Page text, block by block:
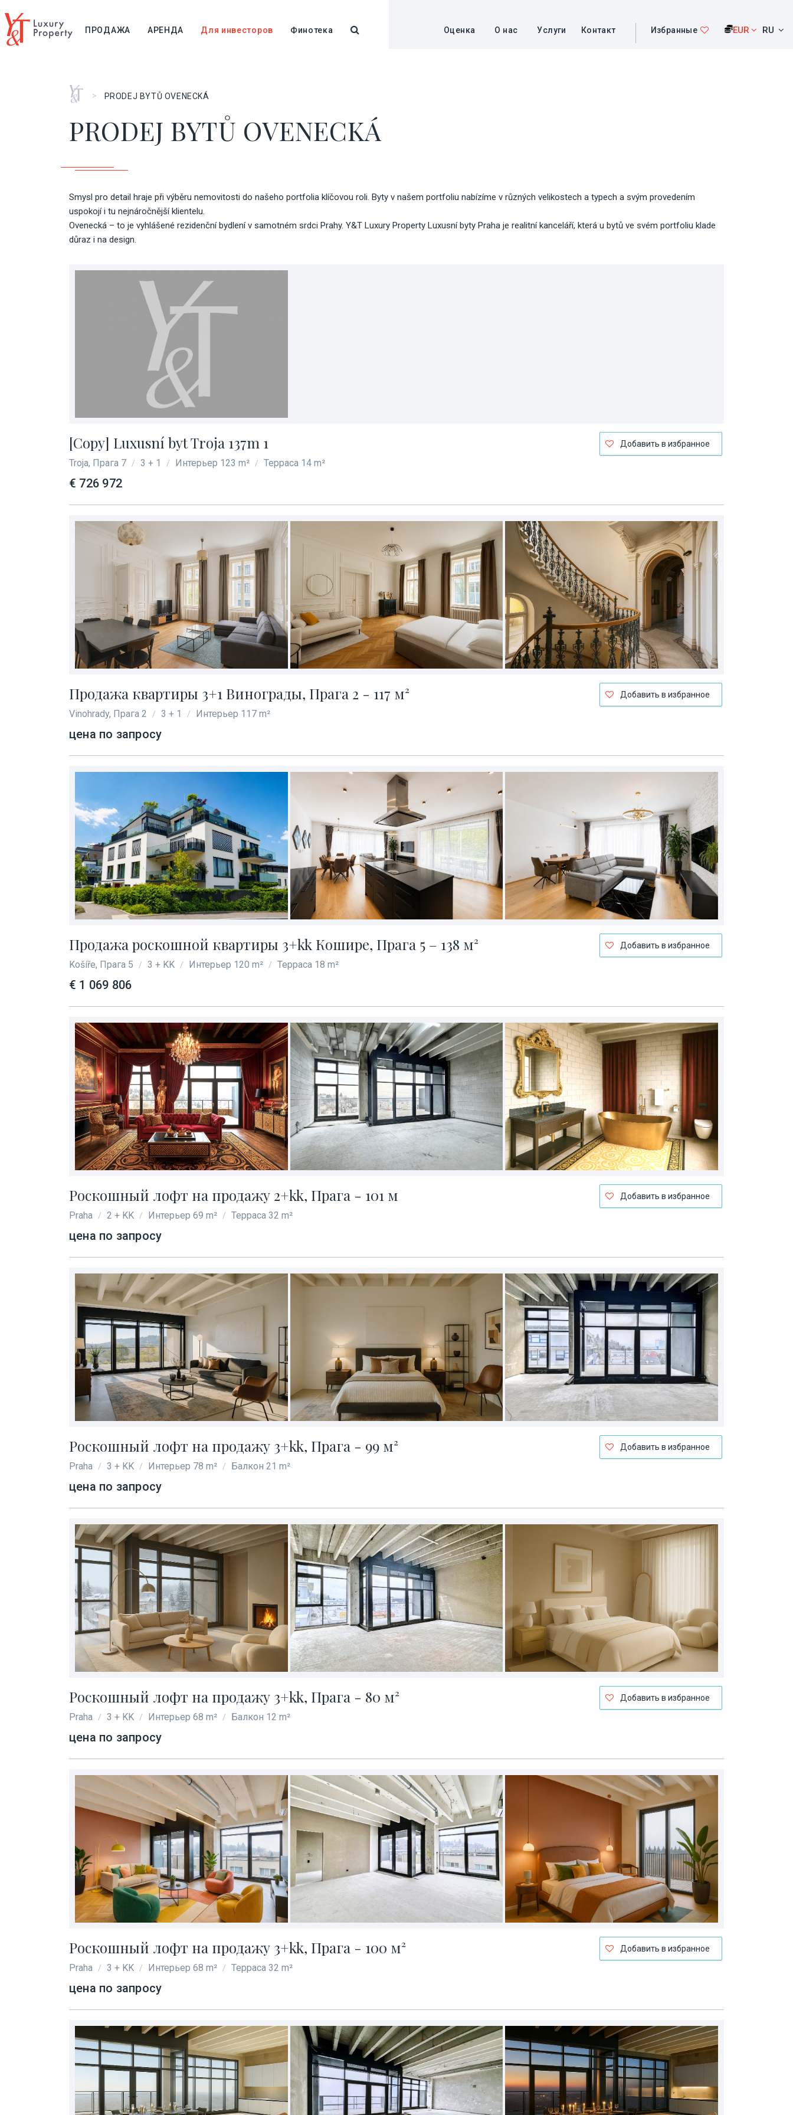
ПРОДАЖА АРЕНДА Для инвесторов Финотека Оценка О нас Услуги Контакт Избранные EUR RU
Главная
> PRODEJ BYTŮ OVENECKÁ
PRODEJ BYTŮ OVENECKÁ
Smysl pro detail hraje při výběru nemovitosti do našeho portfolia klíčovou roli. Byty v našem portfoliu nabízíme v různých velikostech a typech a svým provedením
uspokojí i tu nejnáročnější klientelu.
Ovenecká – to je vyhlášené rezidenční bydlení v samotném srdci Prahy. Y&T Luxury Property Luxusní byty Praha je realitní kanceláří, která u bytů ve svém portfoliu klade
důraz i na design.
Добавить в избранное
[Copy] Luxusní byt Troja 137m 1
Troja, Прага 7 / 3 + 1 / Интерьер 123 m² / Терраса 14 m²
€ 726 972
Добавить в избранное
Продажа квартиры 3+1 Винограды, Прага 2 - 117 м²
Vinohrady, Прага 2 / 3 + 1 / Интерьер 117 m²
цена по запросу
Добавить в избранное
Продажа роскошной квартиры 3+kk Кошире, Прага 5 – 138 м²
Košíře, Прага 5 / 3 + KK / Интерьер 120 m² / Терраса 18 m²
€ 1 069 806
Добавить в избранное
Роскошный лофт на продажу 2+kk, Прага - 101 м
Praha / 2 + KK / Интерьер 69 m² / Терраса 32 m²
цена по запросу
Добавить в избранное
Роскошный лофт на продажу 3+kk, Прага - 99 м²
Praha / 3 + KK / Интерьер 78 m² / Балкон 21 m²
цена по запросу
Добавить в избранное
Роскошный лофт на продажу 3+kk, Прага - 80 м²
Praha / 3 + KK / Интерьер 68 m² / Балкон 12 m²
цена по запросу
Добавить в избранное
Роскошный лофт на продажу 3+kk, Прага - 100 м²
Praha / 3 + KK / Интерьер 68 m² / Терраса 32 m²
цена по запросу